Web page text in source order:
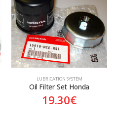
LUBRICATION SYSTEM
Oil Filter Set Honda
19.30€